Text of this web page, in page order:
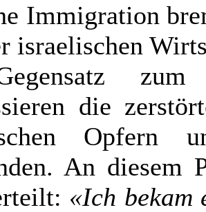
Immigration
israelischen
zum
die
Opfern
An diesem
«Ich bekam